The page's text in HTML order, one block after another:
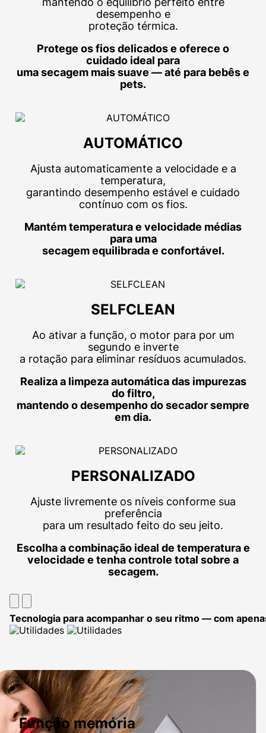
desempenho e
proteção térmica.
Protege os fios delicados e oferece o
cuidado ideal para
uma secagem mais suave — até para bebês e
pets.
AUTOMÁTICO
Ajusta automaticamente a velocidade e a
temperatura,
garantindo desempenho estável e cuidado
contínuo com os fios.
Mantém temperatura e velocidade médias
para uma
secagem equilibrada e confortável.
SELFCLEAN
Ao ativar a função, o motor para por um
segundo e inverte
a rotação para eliminar resíduos acumulados.
Realiza a limpeza automática das impurezas
do filtro,
mantendo o desempenho do secador sempre
em dia.
PERSONALIZADO
Ajuste livremente os níveis conforme sua
preferência
para um resultado feito do seu jeito.
Escolha a combinação ideal de temperatura e
velocidade e tenha controle total sobre a
secagem.
Tecnologia para acompanhar o seu ritmo — com
Função memória